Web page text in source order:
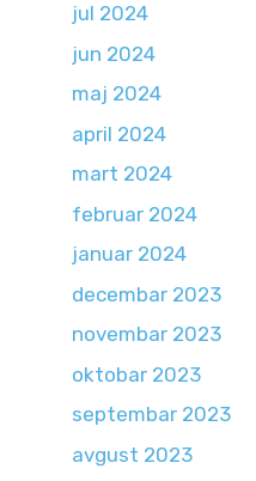
jul 2024
jun 2024
maj 2024
april 2024
mart 2024
februar 2024
januar 2024
decembar 2023
novembar 2023
oktobar 2023
septembar 2023
avgust 2023